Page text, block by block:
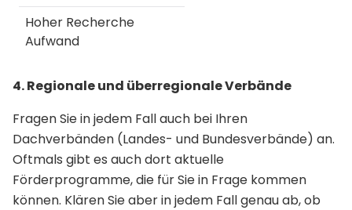
Hoher Recherche
Aufwand
4. Regionale und überregionale Verbände
Fragen Sie in jedem Fall auch bei Ihren
Dachverbänden (Landes- und Bundesverbände) an.
Oftmals gibt es auch dort aktuelle
Förderprogramme, die für Sie in Frage kommen
können. Klären Sie aber in jedem Fall genau ab, ob